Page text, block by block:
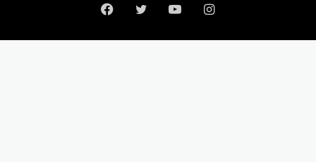
Facebook
Twitter YouTubeInstagram